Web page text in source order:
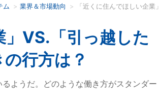
並び順：
ム 業界＆市場動向
」VS.「引っ越した
行方は？
ようだ。どのような働き方がスタンダー